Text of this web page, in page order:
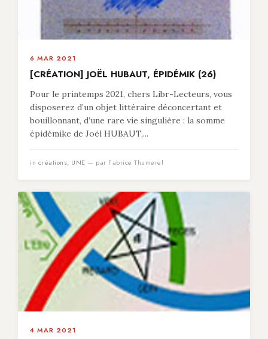
6 MAR 2021
[CRÉATION] JOËL HUBAUT, ÉPIDÉMIK (26)
Pour le printemps 2021, chers Libr-Lecteurs, vous
disposerez d’un objet littéraire déconcertant et
bouillonnant, d’une rare vie singulière : la somme
épidémike de Joël HUBAUT,...
in créations, UNE — par Fabrice Thumerel
4 MAR 2021